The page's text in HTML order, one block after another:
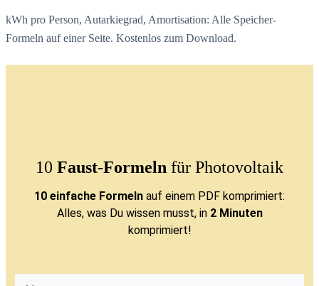
kWh pro Person, Autarkiegrad, Amortisation: Alle Speicher-
Formeln auf einer Seite. Kostenlos zum Download.
10 Faust-Formeln für Photovoltaik
10 einfache Formeln auf einem PDF komprimiert:
Alles, was Du wissen musst, in 2 Minuten
komprimiert!